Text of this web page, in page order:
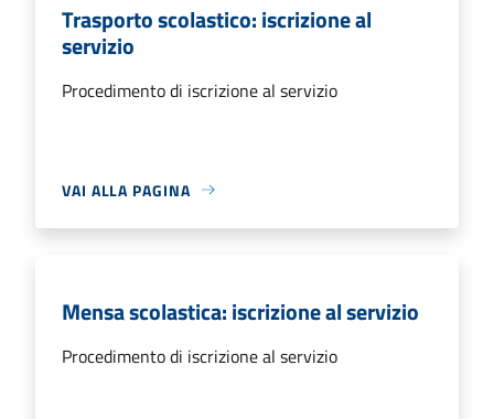
Trasporto scolastico: iscrizione al
servizio
Procedimento di iscrizione al servizio
VAI ALLA PAGINA
Mensa scolastica: iscrizione al servizio
Procedimento di iscrizione al servizio